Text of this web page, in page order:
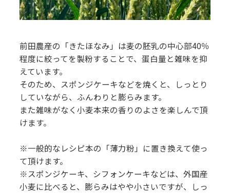
前田農産の「きたほなみ」は麦の胚乳の中心部40％
程度に絞ってを製粉することで、蛋白量と雑味を抑
えています。
そのため、スポンジケーキなどを焼くと、しっとり
していながら、ふんわりと膨らみます。
また雑味がなく小麦本来の香りのよさを楽しんで頂
けます。
※一般的なレシピ本の「薄力粉」に置き換えて使っ
て頂けます。
※スポンジケーキ、シフォンケーキなどは、外国産
小麦に比べると、膨らみはやや小さいですが、しっ